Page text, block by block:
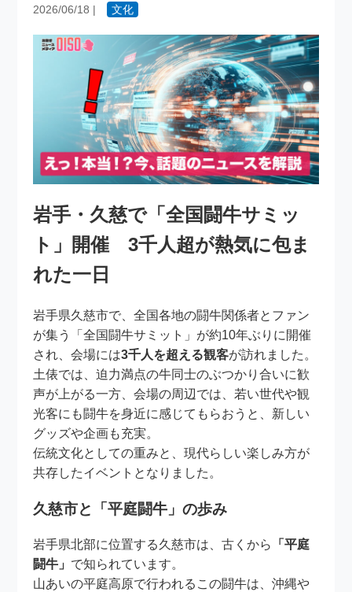
2026/06/18 | 文化
岩手・久慈で「全国闘牛サミッ
ト」開催 3千人超が熱気に包ま
れた一日
岩手県久慈市で、全国各地の闘牛関係者とファン
が集う「全国闘牛サミット」が約10年ぶりに開催
され、会場には3千人を超える観客が訪れました。
土俵では、迫力満点の牛同士のぶつかり合いに歓
声が上がる一方、会場の周辺では、若い世代や観
光客にも闘牛を身近に感じてもらおうと、新しい
グッズや企画も充実。
伝統文化としての重みと、現代らしい楽しみ方が
共存したイベントとなりました。
久慈市と「平庭闘牛」の歩み
岩手県北部に位置する久慈市は、古くから
「平庭
闘牛」 で知られています。
山あいの平庭高原で行われるこの闘牛は、沖縄や